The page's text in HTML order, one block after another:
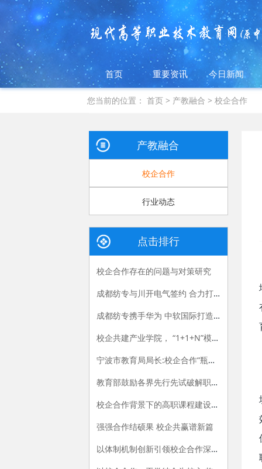
首页 重要资讯 今日新闻
您当前的位置：首页 > 产教融合 >校企合作
产教融合
校企合作
行业动态
点击排行
校企合作存在的问题与对策研究
成都纺专与川开电气签约 合力打造产教融合新范式
成都纺专携手华为 中软国际打造信创产业学院“标杆”
校企共建产业学院， “1+1+N”模式协同育人
宁波市教育局局长:校企合作“瓶颈”这样来突破
教育部鼓励各界先行先试破解职教难题
校企合作背景下的高职课程建设与改革
强强合作结硕果 校企共赢谱新篇
以体制机制创新引领校企合作深入发展